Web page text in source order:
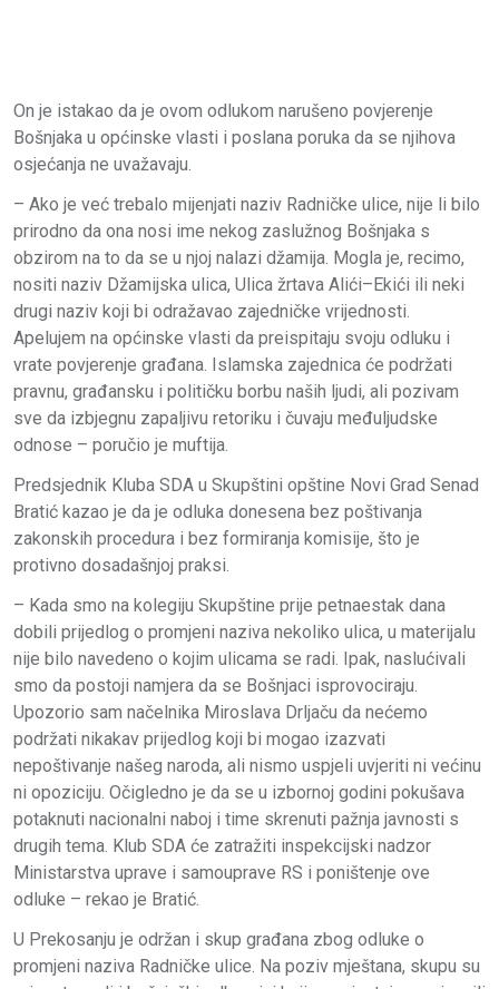
On je istakao da je ovom odlukom narušeno povjerenje
Bošnjaka u općinske vlasti i poslana poruka da se njihova
osjećanja ne uvažavaju.
– Ako je već trebalo mijenjati naziv Radničke ulice, nije li bilo
prirodno da ona nosi ime nekog zaslužnog Bošnjaka s
obzirom na to da se u njoj nalazi džamija. Mogla je, recimo,
nositi naziv Džamijska ulica, Ulica žrtava Alići–Ekići ili neki
drugi naziv koji bi odražavao zajedničke vrijednosti.
Apelujem na općinske vlasti da preispitaju svoju odluku i
vrate povjerenje građana. Islamska zajednica će podržati
pravnu, građansku i političku borbu naših ljudi, ali pozivam
sve da izbjegnu zapaljivu retoriku i čuvaju međuljudske
odnose – poručio je muftija.
Predsjednik Kluba SDA u Skupštini opštine Novi Grad Senad
Bratić kazao je da je odluka donesena bez poštivanja
zakonskih procedura i bez formiranja komisije, što je
protivno dosadašnjoj praksi.
– Kada smo na kolegiju Skupštine prije petnaestak dana
dobili prijedlog o promjeni naziva nekoliko ulica, u materijalu
nije bilo navedeno o kojim ulicama se radi. Ipak, naslućivali
smo da postoji namjera da se Bošnjaci isprovociraju.
Upozorio sam načelnika Miroslava Drljaču da nećemo
podržati nikakav prijedlog koji bi mogao izazvati
nepoštivanje našeg naroda, ali nismo uspjeli uvjeriti ni većinu
ni opoziciju. Očigledno je da se u izbornoj godini pokušava
potaknuti nacionalni naboj i time skrenuti pažnja javnosti s
drugih tema. Klub SDA će zatražiti inspekcijski nadzor
Ministarstva uprave i samouprave RS i poništenje ove
odluke – rekao je Bratić.
U Prekosanju je održan i skup građana zbog odluke o
promjeni naziva Radničke ulice. Na poziv mještana, skupu su